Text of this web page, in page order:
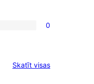
0
Skatīt visasatsauksmes